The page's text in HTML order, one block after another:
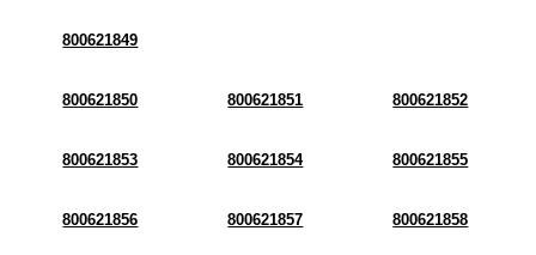
800621849
800621850 800621851 800621852
800621853 800621854 800621855
800621856 800621857 800621858